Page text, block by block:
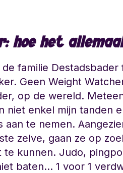
hoe het
de familie
Geen Weight
op de wereld.
niet enkel mijn tanden
te nemen.
zelve, gaan ze op
te kunnen. Judo,
baten… 1 voor 1